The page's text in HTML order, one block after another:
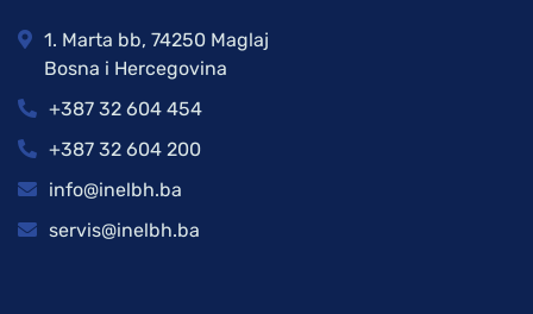
1. Marta bb, 74250 Maglaj
Bosna i Hercegovina
+387 32 604 454
+387 32 604 200
info@inelbh.ba
servis@inelbh.ba